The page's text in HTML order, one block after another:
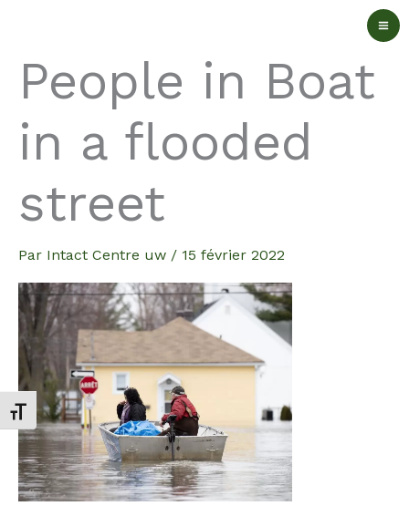
Changer la taille de la police
contenuPeople in Boat
in a flooded
street
Par Intact Centre uw / 15 février 2022